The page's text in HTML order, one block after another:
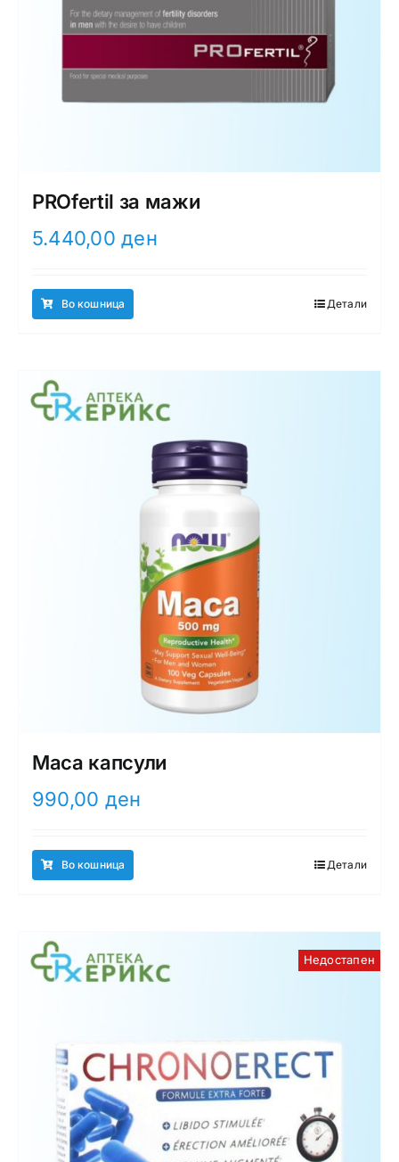
PROfertil за мажи
5.440,00ден
Во кошница Детали
Maca капсули
990,00 ден
Во кошница Детали
Недостапен